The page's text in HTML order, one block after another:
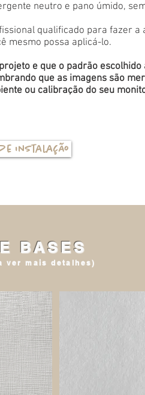
neutro e pano úmido,
qualificado para fazer a
mesmo possa aplicá-lo.
e que o padrão
que as imagens são
ou calibração do seu
instalação
BASES
ver mais detalhes)